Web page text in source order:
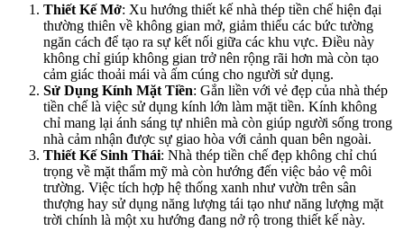
Thiết Kế Mở: Xu hướng thiết kế nhà thép tiền chế hiện đại
thường thiên về không gian mở, giảm thiểu các bức tường
ngăn cách để tạo ra sự kết nối giữa các khu vực. Điều này
không chỉ giúp không gian trở nên rộng rãi hơn mà còn tạo
cảm giác thoải mái và ấm cúng cho người sử dụng.
Sử Dụng Kính Mặt Tiền: Gắn liền với vẻ đẹp của nhà thép
tiền chế là việc sử dụng kính lớn làm mặt tiền. Kính không
chỉ mang lại ánh sáng tự nhiên mà còn giúp người sống trong
nhà cảm nhận được sự giao hòa với cảnh quan bên ngoài.
Thiết Kế Sinh Thái: Nhà thép tiền chế đẹp không chỉ chú
trọng về mặt thẩm mỹ mà còn hướng đến việc bảo vệ môi
trường. Việc tích hợp hệ thống xanh như vườn trên sân
thượng hay sử dụng năng lượng tái tạo như năng lượng mặt
trời chính là một xu hướng đang nở rộ trong thiết kế này.